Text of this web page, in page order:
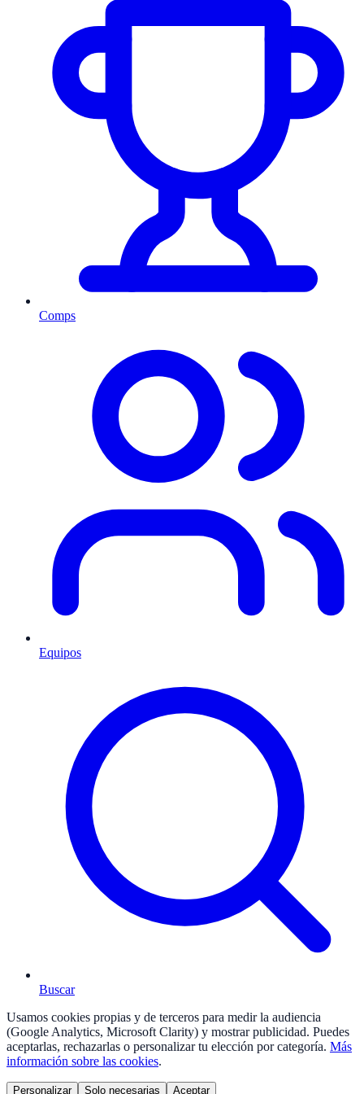
Comps
Equipos
Buscar
Usamos cookies propias y de terceros para medir la audiencia
(Google Analytics, Microsoft Clarity) y mostrar publicidad. Puedes
aceptarlas, rechazarlas o personalizar tu elección por categoría. Más
información sobre las cookies.
Personalizar Solo necesarias Aceptar